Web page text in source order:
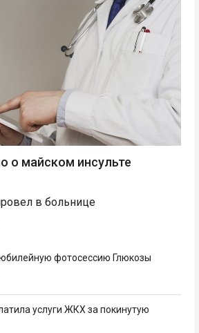
о майском инсульте
в больнице
фотосессию Глюкозы
услуги ЖКХ за покинутую